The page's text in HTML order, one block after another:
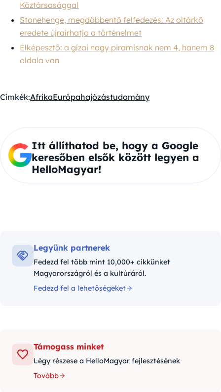
Köztársasággal
Stonehenge, megdöbbentő felfedezés: Az oltárkő
eredete újraírhatja a történelmet
Elképesztő: a gízai nagy piramisnak nem 4, hanem 8
oldala van
Címkék:AfrikaEurópahajózástudomány
Itt állíthatod be, hogy a Google
keresőben elsők között legyen a
HelloMagyar!
Legyünk partnerek
Fedezd fel több mint 10,000+ cikkünket
Magyarországról és a kultúráról.
Fedezd fel a lehetőségeket
Támogass minket
Légy részese a HelloMagyar fejlesztésének
Tovább